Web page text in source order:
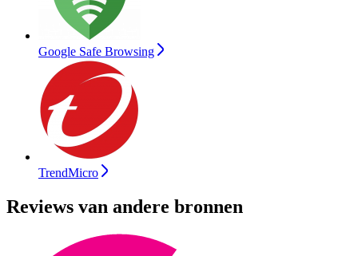
Google Safe Browsing
TrendMicro
Reviews van andere bronnen